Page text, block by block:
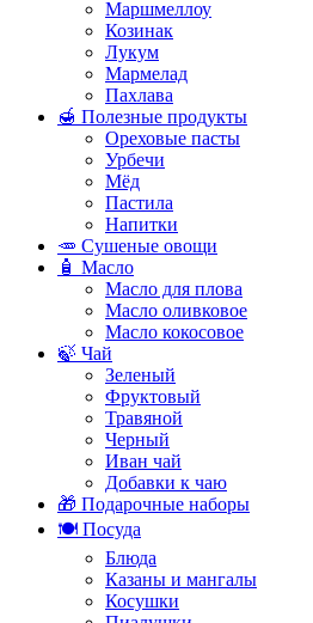
Маршмеллоу
Козинак
Лукум
Мармелад
Пахлава
🍯 Полезные продукты
Ореховые пасты
Урбечи
Мёд
Пастила
Напитки
🥕 Сушеные овощи
🧴 Масло
Масло для плова
Масло оливковое
Масло кокосовое
🍃 Чай
Зеленый
Фруктовый
Травяной
Черный
Иван чай
Добавки к чаю
🎁 Подарочные наборы
🍽️ Посуда
Блюда
Казаны и мангалы
Косушки